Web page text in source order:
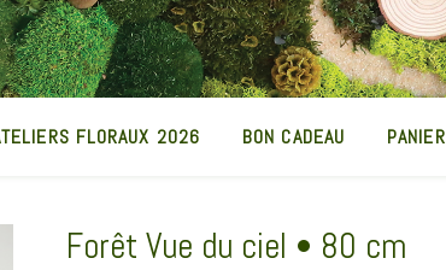
FLORAUX 2026 BON CADEAU PANIER
Forêt Vue du ciel • 80 cm